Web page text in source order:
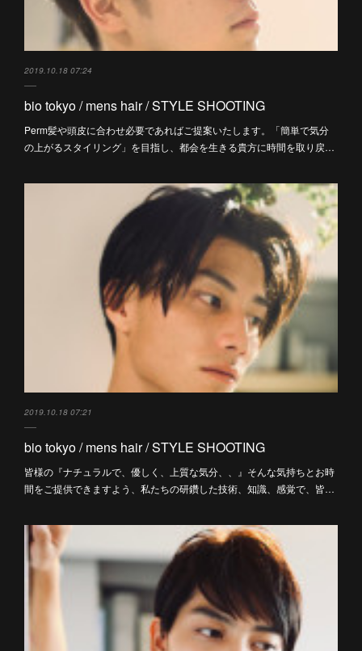
2019.10.18 07:24
bio tokyo / mens hair / STYLE SHOOTING
Perm髪や頭皮に合わせ必要であればご提案いたします。「簡単で気分
の上がるスタイリング」を目指し、都会を生きる貴方に時間を取り戻…
2019.10.18 07:21
bio tokyo / mens hair / STYLE SHOOTING
皆様の『ナチュラルで、優しく、上質な気分、、』そんな気持ちとお時
間をご提供できますよう、私たちの研鑽した技術、知識、感覚で、皆…